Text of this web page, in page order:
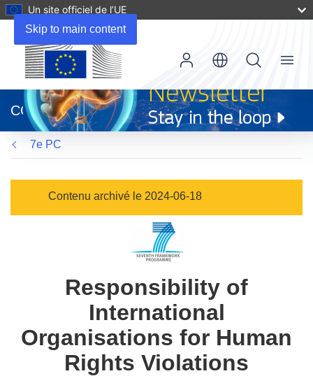
Skip to main content
Un site officiel de l’UE
dans
une
nouvelle
fenêtre)
CORDIS
Menu
7e PC
Contenu archivé le 2024-06-18
Responsibility of
International
Organisations for Human
Rights Violations